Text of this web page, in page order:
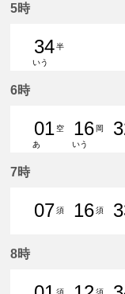
5時
34半
いう
6時
01 空
あ
16 岡
いう
7時
07須
16須
8時
須 須